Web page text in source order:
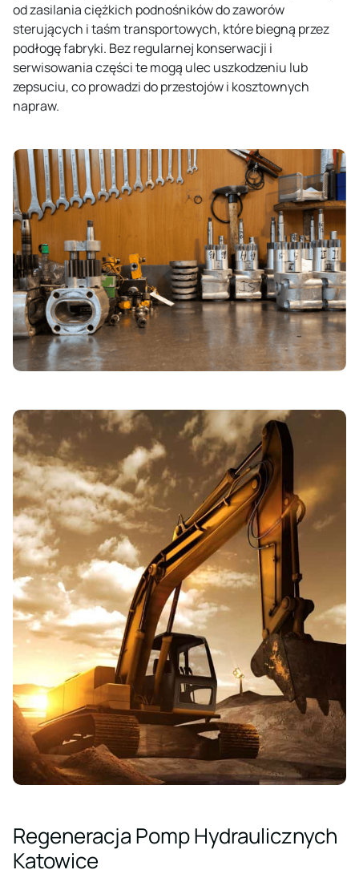
od zasilania ciężkich podnośników do zaworów
sterujących i taśm transportowych, które biegną przez
podłogę fabryki. Bez regularnej konserwacji i
serwisowania części te mogą ulec uszkodzeniu lub
zepsuciu, co prowadzi do przestojów i kosztownych
napraw.
Regeneracja Pomp Hydraulicznych
Katowice